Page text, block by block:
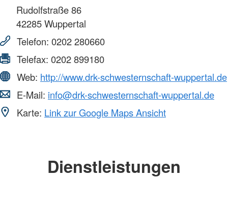
Rudolfstraße 86
42285Wuppertal
Telefon: 0202 280660
Telefax: 0202 899180
Web: http://www.drk-schwesternschaft-wuppertal.de
E-Mail: info@drk-schwesternschaft-wuppertal.de
Karte: Link zur Google Maps Ansicht
Dienstleistungen